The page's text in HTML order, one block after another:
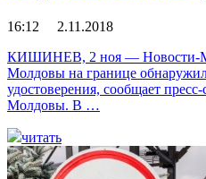
16:12 2.11.2018
КИШИНЕВ, 2 ноя — Новости-
Молдовы на границе
удостоверения, сообщает
Молдовы. В …
читать